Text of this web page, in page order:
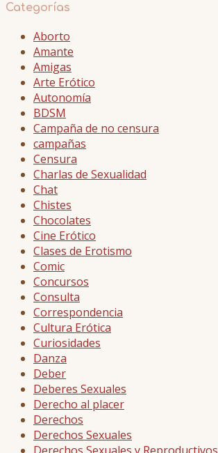
Categorías
Aborto
Amante
Amigas
Arte Erótico
Autonomía
BDSM
Campaña de no censura
campañas
Censura
Charlas de Sexualidad
Chat
Chistes
Chocolates
Cine Erótico
Clases de Erotismo
Comic
Concursos
Consulta
Correspondencia
Cultura Erótica
Curiosidades
Danza
Deber
Deberes Sexuales
Derecho al placer
Derechos
Derechos Sexuales